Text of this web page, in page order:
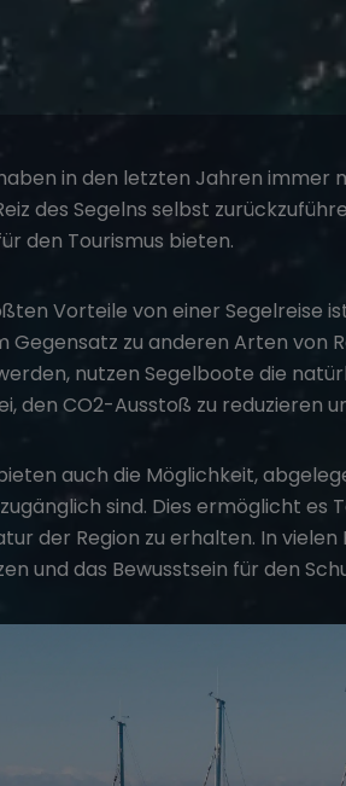
in den letzten Jahren immer
des Segelns selbst
den Tourismus bieten.
Vorteile von einer Segelreise
Gegensatz zu anderen Arten von
nutzen Segelboote die
den CO2-Ausstoß zu reduzieren
auch die Möglichkeit,
sind. Dies ermöglicht es
der Region zu erhalten. In
und das Bewusstsein für den